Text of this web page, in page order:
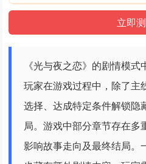
《光与夜之恋》的剧情模式
玩家在游戏过程中，除了主
选择、达成特定条件解锁隐
局。游戏中部分章节存在多
影响故事走向及最终结局。